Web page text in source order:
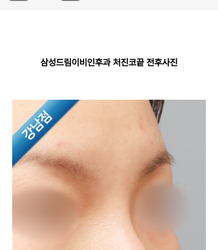
삼성드림이비인후과 처진코끝 전후사진